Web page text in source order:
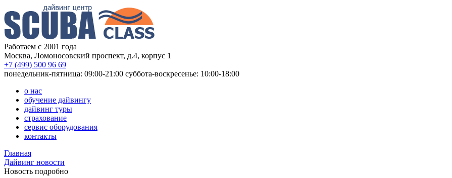
Работаем с 2001 года
Москва, Ломоносовский проспект, д.4, корпус 1
+7 (499) 500 96 69
понедельник-пятница: 09:00-21:00 суббота-воскресенье: 10:00-18:00
о нас
обучение дайвингу
дайвинг туры
страхование
сервис оборудования
контакты
Главная
Дайвинг новости
Новость подробно